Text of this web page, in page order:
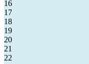
16
17
18
19
20
21
22